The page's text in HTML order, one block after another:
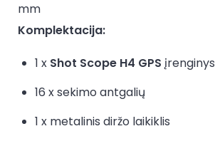
mm
Komplektacija:
1 x Shot Scope H4 GPS įrenginys
16 x sekimo antgalių
1 x metalinis diržo laikiklis